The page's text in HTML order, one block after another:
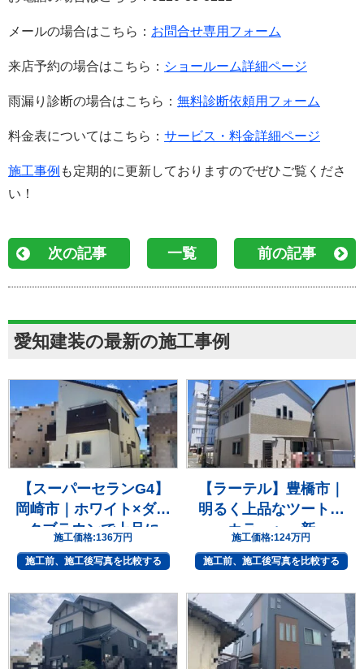
メールの場合はこちら： お問合せ専用フォーム
来店予約の場合はこちら： ショールーム詳細ページ
雨漏り診断の場合はこちら： 無料診断依頼用フォーム
料金表についてはこちら： サービス・料金詳細ページ
施工事例 も定期的に更新しておりますのでぜひご覧くださ
い！
次の記事 一覧 前の記事
愛知建装の最新の施工事例
【スーパーセランG4】
岡崎市｜ホワイト×ダー
クブラウンで上品に
施工価格:136万円
施工前、施工後写真を比較する
【ラーテル】豊橋市｜
明るく上品なツートン
カラーへ一新
施工価格:124万円
施工前、施工後写真を比較する